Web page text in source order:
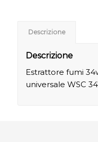
Descrizione
Descrizione
Estrattore fumi
universale WSC